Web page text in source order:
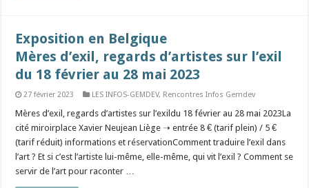
Exposition en Belgique
Mères d’exil, regards d’artistes sur l’exil
du 18 février au 28 mai 2023
27 février 2023 LES INFOS-GEMDEV, Rencontres Infos Gemdev
Mères d’exil, regards d’artistes sur l’exildu 18 février au 28 mai 2023La
cité miroirplace Xavier Neujean Liège ➝ entrée 8 € (tarif plein) / 5 €
(tarif réduit) informations et réservationComment traduire l’exil dans
l’art ? Et si c’est l’artiste lui-même, elle-même, qui vit l’exil ? Comment se
servir de l’art pour raconter …